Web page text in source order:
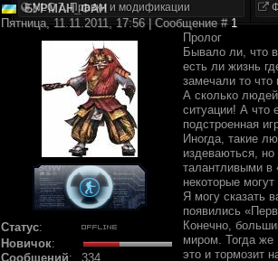
NLC 7. Правки и модификации
БУРМАН_ФАН
Пятница, 11.11.2011, 17:56 | Сообщение #1
Статус:
Новичок:
Сообщений:
334
Пролог
Бывало ли, что
есть ли жизнь
замечали то
А сколько
ситуации! А что
подстроенная
Иногда, такие
издеваються,
талантливыми в
некоторые
Я могу сказать
появились
Конечно,
миром. Тогда же
это и тормозит